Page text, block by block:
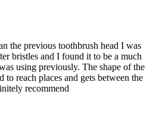
the previous toothbrush head I was
bristles and I found it to be a much
using previously. The shape of the
to reach places and gets between the
recommend